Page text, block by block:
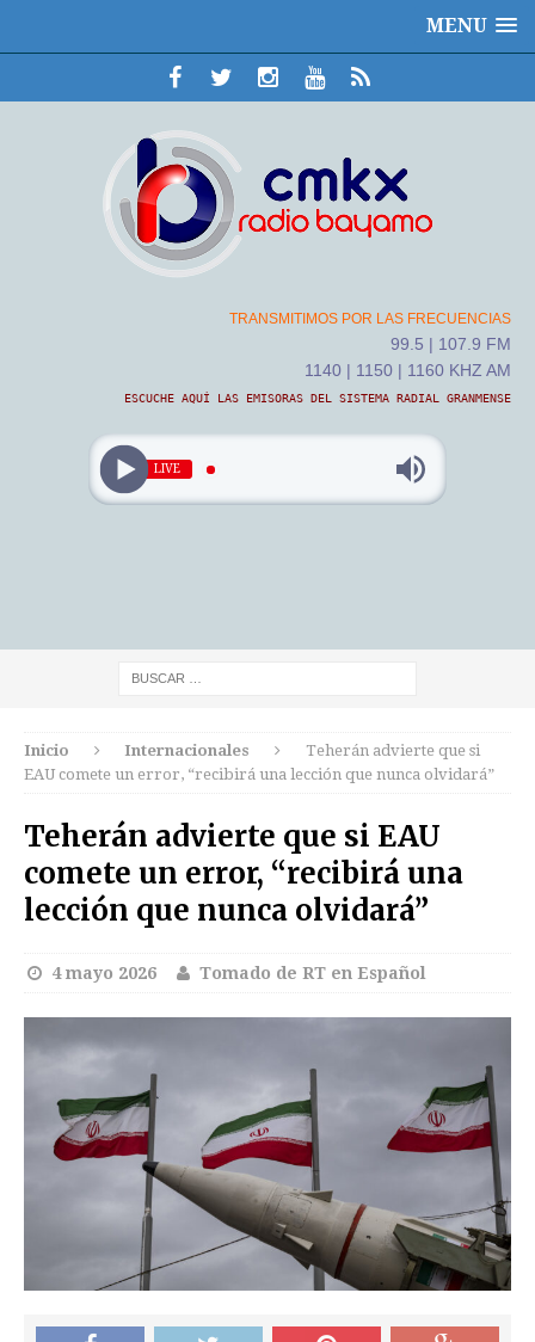
MENU
TRANSMITIMOS POR LAS FRECUENCIAS
99.5 | 107.9 FM
1140 | 1150 | 1160 KHZ AM
ESCUCHE AQUÍ LAS EMISORAS DEL SISTEMA RADIAL GRANMENSE
LIVE
Inicio Internacionales
Teherán advierte que si
EAU comete un error, “recibirá una lección que nunca olvidará”
Teherán advierte que si EAU
comete un error, “recibirá una
lección que nunca olvidará”
4 mayo 2026 Tomado de RT en Español